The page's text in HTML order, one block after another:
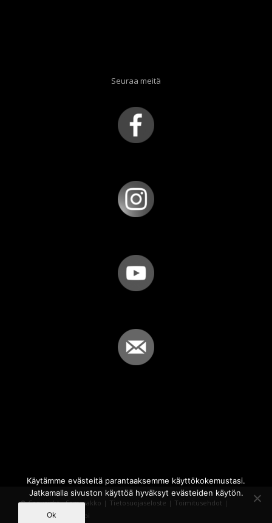
Seuraa meitä
© Copyright - Sammakko | Tietosuojaseloste | Toimitusehdot |
Powered by
iQWebbi
Käytämme evästeitä parantaaksemme käyttökokemustasi.
Jatkamalla sivuston käyttöä hyväksyt evästeiden käytön.
Ok